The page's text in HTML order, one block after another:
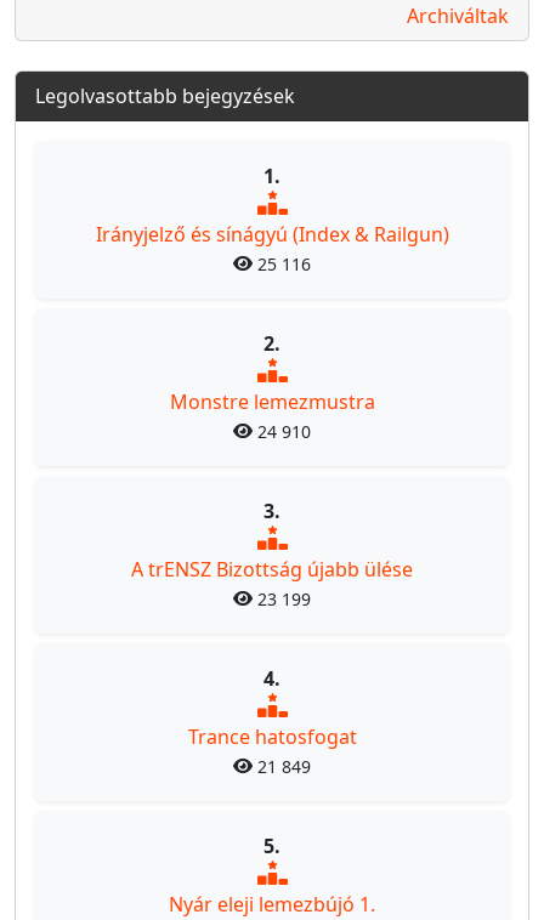
Archiváltak
Legolvasottabb bejegyzések
1.
Irányjelző és sínágyú (Index & Railgun)
25 116
2.
Monstre lemezmustra
24 910
3.
A trENSZ Bizottság újabb ülése
23 199
4.
Trance hatosfogat
21 849
5.
Nyár eleji lemezbújó 1.